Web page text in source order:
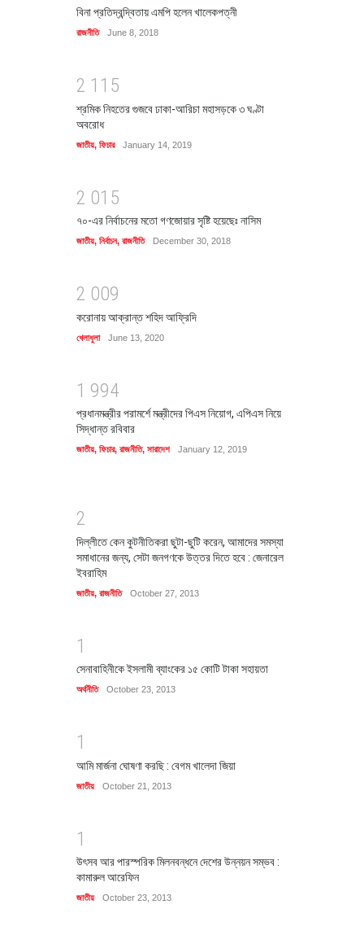
বিনা প্রতিদ্বন্দ্বিতায় এমপি হলেন খালেকপত্নী
রাজনীতি June 8, 2018
2 1 1 5
শ্রমিক নিহতের গুজবে ঢাকা-আরিচা মহাসড়কে ৩ ঘণ্টা
অবরোধ
জাতীয়, ফিচার January 14, 2019
2 01 5
৭০-এর নির্বাচনের মতো গণজোয়ার সৃষ্টি হয়েছেঃ নাসিম
জাতীয়, নির্বাচন, রাজনীতি December 30, 2018
2 009
করোনায় আক্রান্ত শহিদ আফ্রিদি
খেলাধুলা June 13, 2020
1 994
প্রধানমন্ত্রীর পরামর্শে মন্ত্রীদের পিএস নিয়োগ, এপিএস নিয়ে
সিদ্ধান্ত রবিবার
জাতীয়, ফিচার, রাজনীতি, সারাদেশ January 12, 2019
2
দিল্লীতে কেন কুটনীতিকরা ছুটা-ছুটি করেন, আমাদের সমস্যা
সমাধানের জন্য, সেটা জনগণকে উত্তর দিতে হবে : জেনারেল
ইবরাহিম
জাতীয়, রাজনীতি October 27, 2013
1
সেনাবাহিনীকে ইসলামী ব্যাংকের ১৫ কোটি টাকা সহায়তা
অর্থনীতি October 23, 2013
1
আমি মার্জনা ঘোষণা করছি : বেগম খালেদা জিয়া
জাতীয় October 21, 2013
1
উৎসব আর পারস্পরিক মিলনবন্ধনে দেশের উন্নয়ন সম্ভব :
কামারুল আরেফিন
জাতীয় October 23, 2013